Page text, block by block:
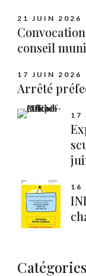
21 JUIN 2026
conseil
17 JUIN 2026
Arrêté
17
16
Catégories